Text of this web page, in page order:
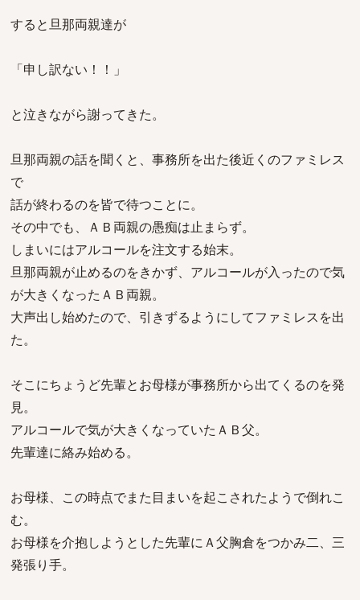
すると旦那両親達が
「申し訳ない！！」
と泣きながら謝ってきた。
旦那両親の話を聞くと、事務所を出た後近くのファミレス
で
話が終わるのを皆で待つことに。
その中でも、ＡＢ両親の愚痴は止まらず。
しまいにはアルコールを注文する始末。
旦那両親が止めるのをきかず、アルコールが入ったので気
が大きくなったＡＢ両親。
大声出し始めたので、引きずるようにしてファミレスを出
た。
そこにちょうど先輩とお母様が事務所から出てくるのを発
見。
アルコールで気が大きくなっていたＡＢ父。
先輩達に絡み始める。
お母様、この時点でまた目まいを起こされたようで倒れこ
む。
お母様を介抱しようとした先輩にＡ父胸倉をつかみ二、三
発張り手。